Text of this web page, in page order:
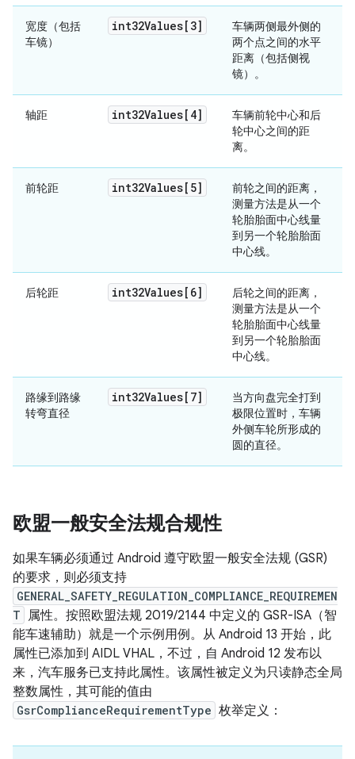
宽度（包括
车镜）
int32Values[3]
车辆两侧最外侧的
两个点之间的水平
距离（包括侧视
镜）。
轴距 int32Values[4]
车辆前轮中心和后
轮中心之间的距
离。
前轮距 int32Values[5]
前轮之间的距离，
测量方法是从一个
轮胎胎面中心线量
到另一个轮胎胎面
中心线。
后轮距 int32Values[6]
后轮之间的距离，
测量方法是从一个
轮胎胎面中心线量
到另一个轮胎胎面
中心线。
路缘到路缘
转弯直径
int32Values[7]
当方向盘完全打到
极限位置时，车辆
外侧车轮所形成的
圆的直径。
欧盟一般安全法规合规性
如果车辆必须通过 Android 遵守欧盟一般安全法规 (GSR)
的要求，则必须支持
GENERAL_SAFETY_REGULATION_COMPLIANCE_REQUIREMEN
T
属性。按照欧盟法规 2019/2144 中定义的 GSR-ISA（智
能车速辅助）就是一个示例用例。从 Android 13 开始，此
属性已添加到 AIDL VHAL，不过，自 Android 12 发布以
来，汽车服务已支持此属性。该属性被定义为只读静态全局
整数属性，其可能的值由
GsrComplianceRequirementType 枚举定义：